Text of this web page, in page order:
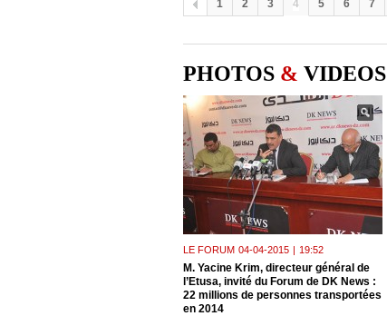
1 2 3 4 5 6 7
PHOTOS & VIDEOS
LE FORUM 04-04-2015 | 19:52
M. Yacine Krim, directeur général de
l’Etusa, invité du Forum de DK News :
22 millions de personnes transportées
en 2014